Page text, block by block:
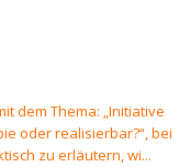
dem Thema: „Initiative
oder realisierbar?“, bei
zu erläutern, wi...